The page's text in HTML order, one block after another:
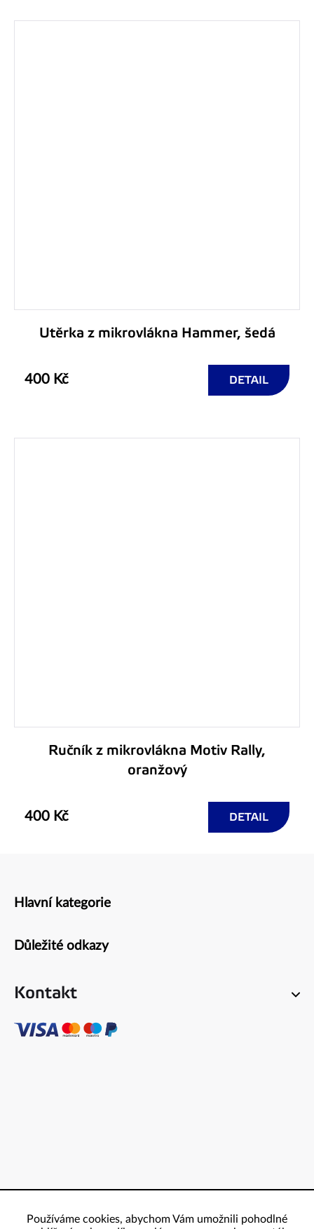
Používáme cookies, abychom Vám umožnili pohodlné
Utěrka z mikrovlákna Hammer, šedá
400 Kč DETAIL
Ručník z mikrovlákna Motiv Rally,
oranžový
400 Kč DETAIL
Zápatí
Hlavní kategorie
Důležité odkazy
Kontakt